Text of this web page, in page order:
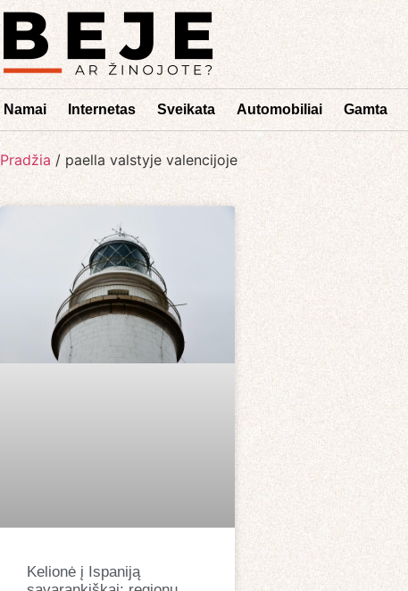
Namai Internetas Sveikata Automobiliai Gamta
Pradžia / paella valstyje valencijoje
Kelionė į Ispaniją